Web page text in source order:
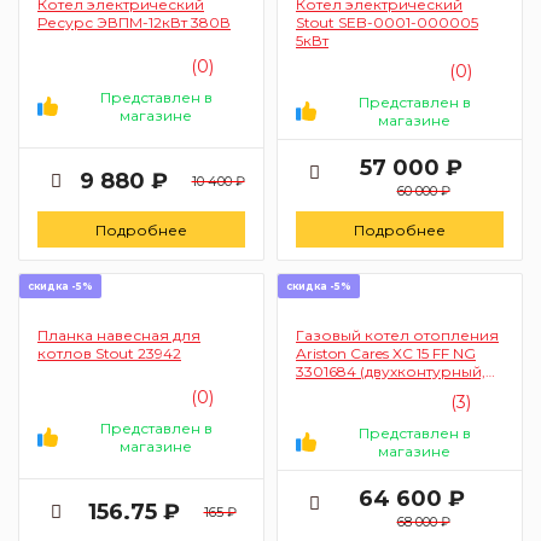
Котел электрический
Ресурс ЭВПМ-12кВт 380В
(0)
Представлен в
магазине
9 880 ₽ 10 400 ₽
Подробнее
Котел электрический
Stout SEB-0001-000005
5кВт
(0)
Представлен в
магазине
57 000 ₽
60 000 ₽
Подробнее
скидка -5%
Планка навесная для
котлов Stout 23942
(0)
Представлен в
магазине
156.75 ₽ 165 ₽
скидка -5%
Газовый котел отопления
Ariston Cares XC 15 FF NG
3301684 (двухконтурный,
(3)
Представлен в
магазине
64 600 ₽
68 000 ₽